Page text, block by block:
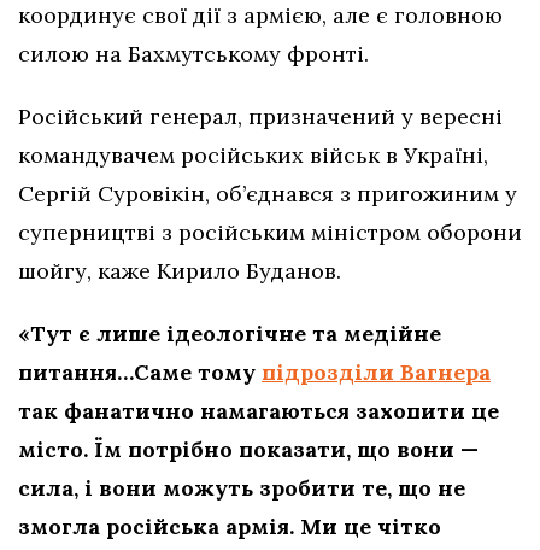
координує свої дії з армією, але є головною
силою на Бахмутському фронті.
Російський генерал, призначений у вересні
командувачем російських військ в Україні,
Сергій Суровікін, об’єднався з пригожиним у
суперництві з російським міністром оборони
шойгу, каже Кирило Буданов.
«Тут є лише ідеологічне та медійне
питання…Саме тому підрозділи Вагнера
так фанатично намагаються захопити це
місто. Їм потрібно показати, що вони —
сила, і вони можуть зробити те, що не
змогла російська армія. Ми це чітко